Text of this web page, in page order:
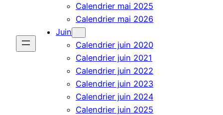
Calendrier mai 2025
Calendrier mai 2026
Juin
Calendrier juin 2020
Calendrier juin 2021
Calendrier juin 2022
Calendrier juin 2023
Calendrier juin 2024
Calendrier juin 2025